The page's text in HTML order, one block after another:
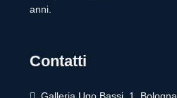
anni.
Contatti